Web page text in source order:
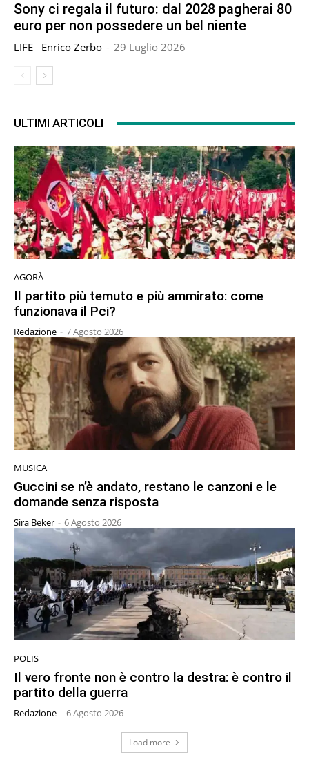
Sony ci regala il futuro: dal 2028 pagherai 80
euro per non possedere un bel niente
LIFE Enrico Zerbo - 29 Luglio 2026
ULTIMI ARTICOLI
AGORÀ
Il partito più temuto e più ammirato: come
funzionava il Pci?
Redazione - 7 Agosto 2026
MUSICA
Guccini se n’è andato, restano le canzoni e le
domande senza risposta
Sira Beker - 6 Agosto 2026
POLIS
Il vero fronte non è contro la destra: è contro il
partito della guerra
Redazione - 6 Agosto 2026
Load more